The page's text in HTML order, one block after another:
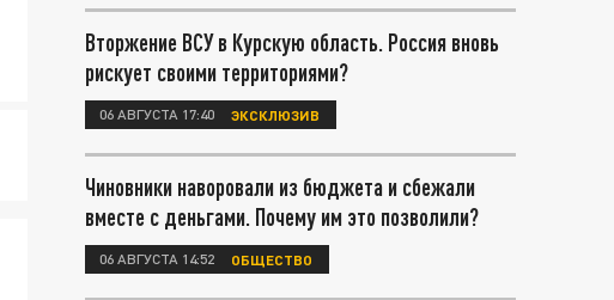
Вторжение ВСУ в Курскую область. Россия вновь
рискует своими территориями?
06 АВГУСТА 17:40 ЭКСКЛЮЗИВ
Чиновники наворовали из бюджета и сбежали
вместе с деньгами. Почему им это позволили?
06 АВГУСТА 14:52 ОБЩЕСТВО